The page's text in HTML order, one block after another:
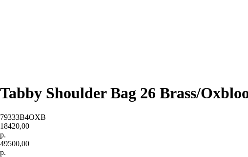
Tabby Shoulder Bag 26 Brass/
79333B4OXB
18420,00
р.
49500,00
р.